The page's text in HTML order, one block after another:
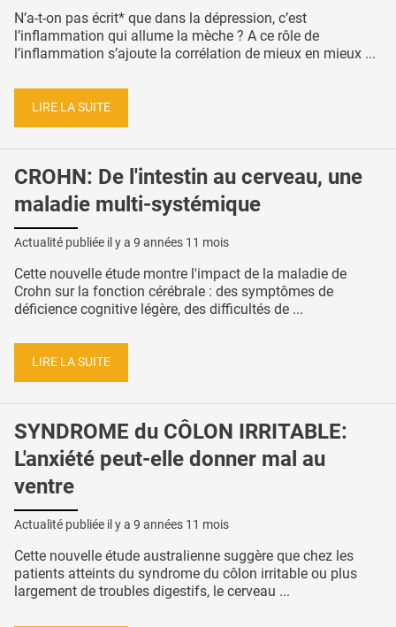
N’a-t-on pas écrit* que dans la dépression, c’est
l’inflammation qui allume la mèche ? A ce rôle de
l’inflammation s’ajoute la corrélation de mieux en mieux ...
LIRE LA SUITE
CROHN: De l'intestin au cerveau, une
maladie multi-systémique
Actualité publiée il y a 9 années 11 mois
Cette nouvelle étude montre l'impact de la maladie de
Crohn sur la fonction cérébrale : des symptômes de
déficience cognitive légère, des difficultés de ...
LIRE LA SUITE
SYNDROME du CÔLON IRRITABLE:
L'anxiété peut-elle donner mal au
ventre
Actualité publiée il y a 9 années 11 mois
Cette nouvelle étude australienne suggère que chez les
patients atteints du syndrome du côlon irritable ou plus
largement de troubles digestifs, le cerveau ...